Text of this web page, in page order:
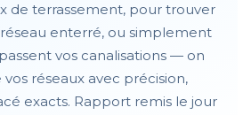
de terrassement, pour trouver
enterré, ou simplement
vos canalisations — on
réseaux avec précision,
exacts. Rapport remis le jour